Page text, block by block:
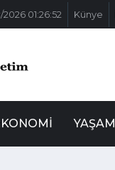
01:26:52 Künye
YAŞAM